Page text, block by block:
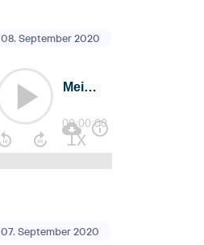
08. September 2020
07. September 2020